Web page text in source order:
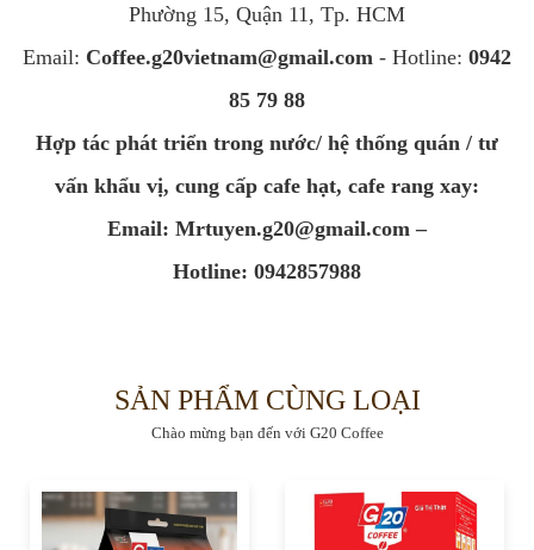
Phường 15, Quận 11, Tp. HCM
Email: Coffee.g20vietnam@gmail.com - Hotline: 0942
85 79 88
Hợp tác phát triển trong nước/ hệ thống quán / tư
vấn khẩu vị, cung cấp cafe hạt, cafe rang xay:
Email: Mrtuyen.g20@gmail.com –
Hotline: 0942857988
SẢN PHẨM CÙNG LOẠI
Chào mừng bạn đến với G20 Coffee